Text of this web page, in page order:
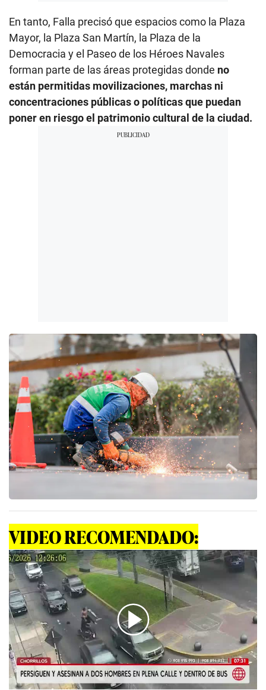
En tanto, Falla precisó que espacios como la Plaza
Mayor, la Plaza San Martín, la Plaza de la
Democracia y el Paseo de los Héroes Navales
forman parte de las áreas protegidas donde no
están permitidas movilizaciones, marchas ni
concentraciones públicas o políticas que puedan
poner en riesgo el patrimonio cultural de la ciudad.
VIDEO RECOMENDADO:
00:00/04:13